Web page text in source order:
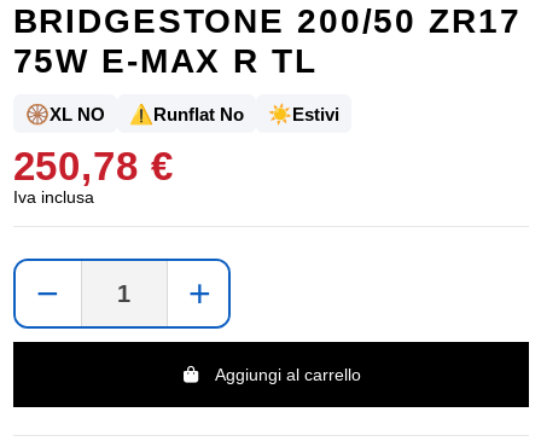
BRIDGESTONE 200/50 ZR17
75W E-MAX R TL
🛞XL NO ⚠️Runflat No ☀️Estivi
250,78 €
Iva inclusa
− +
Aggiungi al carrello